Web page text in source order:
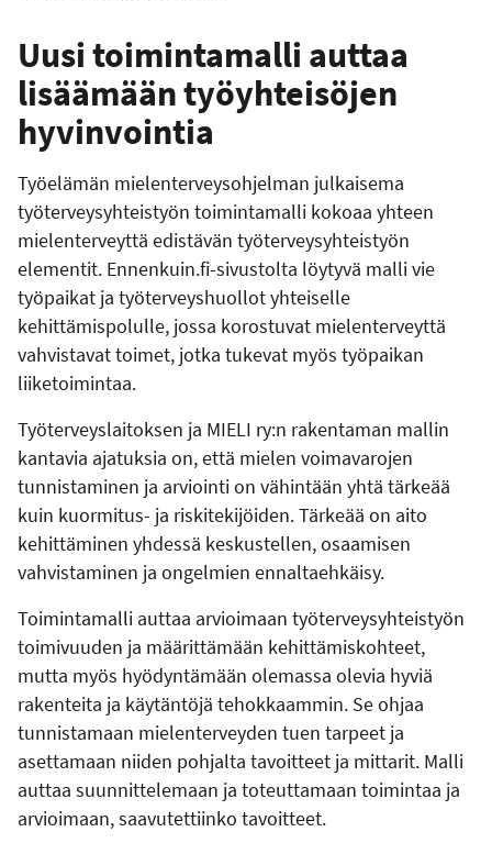
Uusi toimintamalli auttaa
lisäämään työyhteisöjen
hyvinvointia
Työelämän mielenterveysohjelman julkaisema
työterveysyhteistyön toimintamalli kokoaa yhteen
mielenterveyttä edistävän työterveysyhteistyön
elementit. Ennenkuin.fi-sivustolta löytyvä malli vie
työpaikat ja työterveyshuollot yhteiselle
kehittämispolulle, jossa korostuvat mielenterveyttä
vahvistavat toimet, jotka tukevat myös työpaikan
liiketoimintaa.
Työterveyslaitoksen ja MIELI ry:n rakentaman mallin
kantavia ajatuksia on, että mielen voimavarojen
tunnistaminen ja arviointi on vähintään yhtä tärkeää
kuin kuormitus- ja riskitekijöiden. Tärkeää on aito
kehittäminen yhdessä keskustellen, osaamisen
vahvistaminen ja ongelmien ennaltaehkäisy.
Toimintamalli auttaa arvioimaan työterveysyhteistyön
toimivuuden ja määrittämään kehittämiskohteet,
mutta myös hyödyntämään olemassa olevia hyviä
rakenteita ja käytäntöjä tehokkaammin. Se ohjaa
tunnistamaan mielenterveyden tuen tarpeet ja
asettamaan niiden pohjalta tavoitteet ja mittarit. Malli
auttaa suunnittelemaan ja toteuttamaan toimintaa ja
arvioimaan, saavutettiinko tavoitteet.